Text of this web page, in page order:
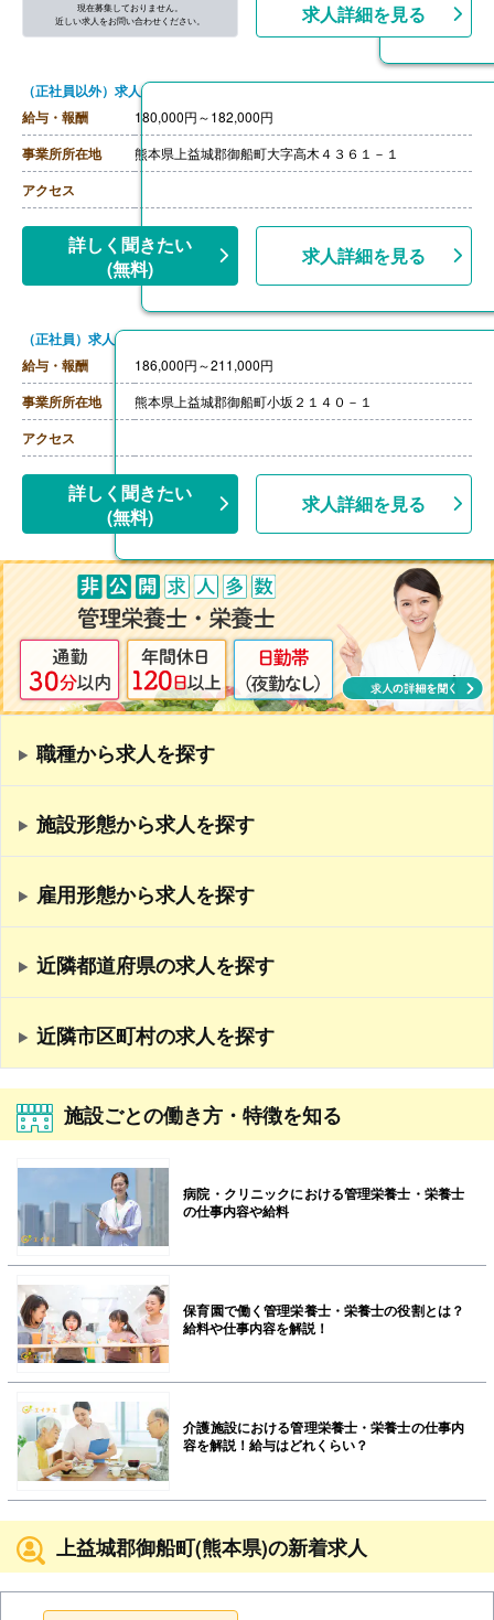
現在募集しておりません。
近しい求人をお問い合わせください。
求人詳細を見る
（正社員以外）求人
給与・報酬
180,000円～182,000円
事業所所在地 熊本県上益城郡御船町大字高木４３６１－１
アクセス
詳しく聞きたい
(無料)
求人詳細を見る
（正社員）求人
給与・報酬
186,000円～211,000円
事業所所在地 熊本県上益城郡御船町小坂２１４０－１
アクセス
詳しく聞きたい
(無料)
求人詳細を見る
職種から求人を探す
施設形態から求人を探す
雇用形態から求人を探す
近隣都道府県の求人を探す
近隣市区町村の求人を探す
施設ごとの働き方・特徴を知る
病院・クリニックにおける管理栄養士・栄養士
の仕事内容や給料
保育園で働く管理栄養士・栄養士の役割とは？
給料や仕事内容を解説！
介護施設における管理栄養士・栄養士の仕事内
容を解説！給与はどれくらい？
上益城郡御船町(熊本県)の新着求人